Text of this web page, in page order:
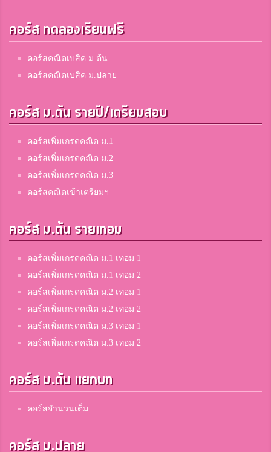
คอร์ส ทดลองเรียนฟรี
คอร์สคณิตเบสิค ม.ต้น
คอร์สคณิตเบสิค ม.ปลาย
คอร์ส ม.ต้น รายปี/เตรียมสอบ
คอร์สเพิ่มเกรดคณิต ม.1
คอร์สเพิ่มเกรดคณิต ม.2
คอร์สเพิ่มเกรดคณิต ม.3
คอร์สคณิตเข้าเตรียมฯ
คอร์ส ม.ต้น รายเทอม
คอร์สเพิ่มเกรดคณิต ม.1 เทอม 1
คอร์สเพิ่มเกรดคณิต ม.1 เทอม 2
คอร์สเพิ่มเกรดคณิต ม.2 เทอม 1
คอร์สเพิ่มเกรดคณิต ม.2 เทอม 2
คอร์สเพิ่มเกรดคณิต ม.3 เทอม 1
คอร์สเพิ่มเกรดคณิต ม.3 เทอม 2
คอร์ส ม.ต้น แยกบท
คอร์สจำนวนเต็ม
คอร์ส ม.ปลาย